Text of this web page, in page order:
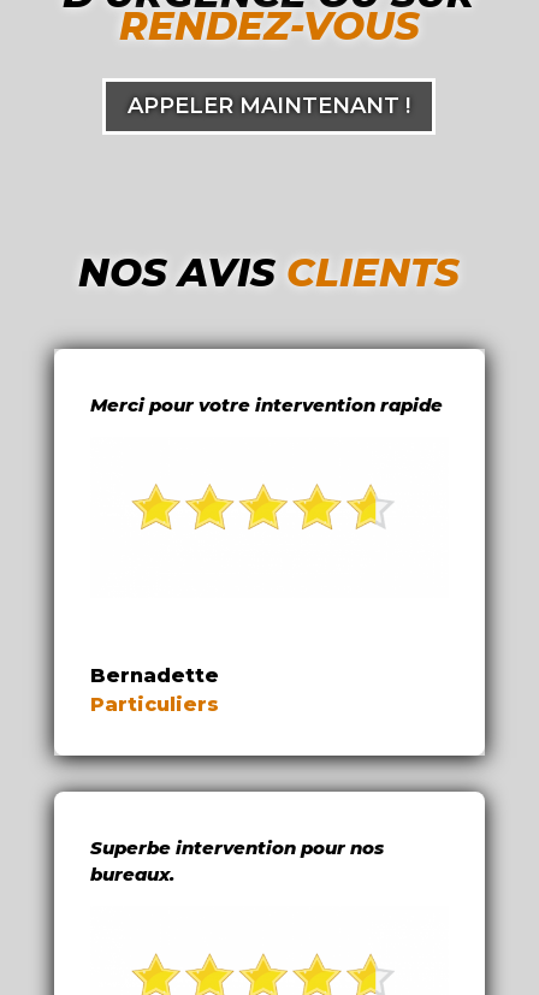
RENDEZ-VOUS
APPELER MAINTENANT !
NOS AVIS CLIENTS
Merci pour votre intervention rapide
Bernadette
Particuliers
Superbe intervention pour nos
bureaux.